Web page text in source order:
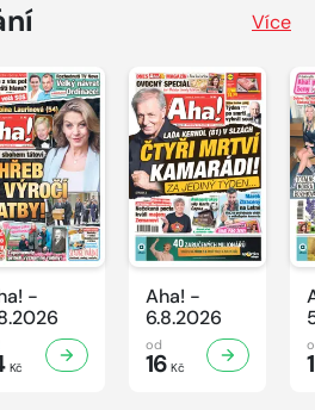
Více
-
Kč
Aha! -
6.8.2026
od
16 Kč